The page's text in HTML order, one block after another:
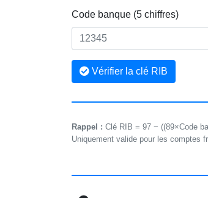
Code banque (5 chiffres)
Vérifier la clé RIB
Rappel : Clé RIB = 97 − ((89×Code
Uniquement valide pour les comptes